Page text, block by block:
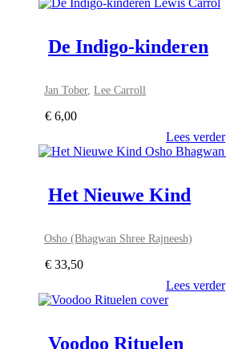
De Indigo-kinderen
Jan Tober,Lee Carroll
€ 6,00
Lees verder
Het Nieuwe Kind
Osho (Bhagwan Shree Rajneesh)
€ 33,50
Lees verder
Voodoo Rituelen